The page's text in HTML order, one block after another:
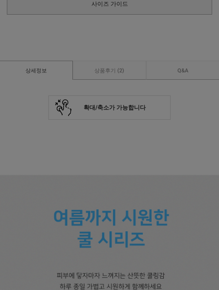
사이즈 가이드
상세정보 상품후기 (2) Q&A
확대/축소가 가능합니다